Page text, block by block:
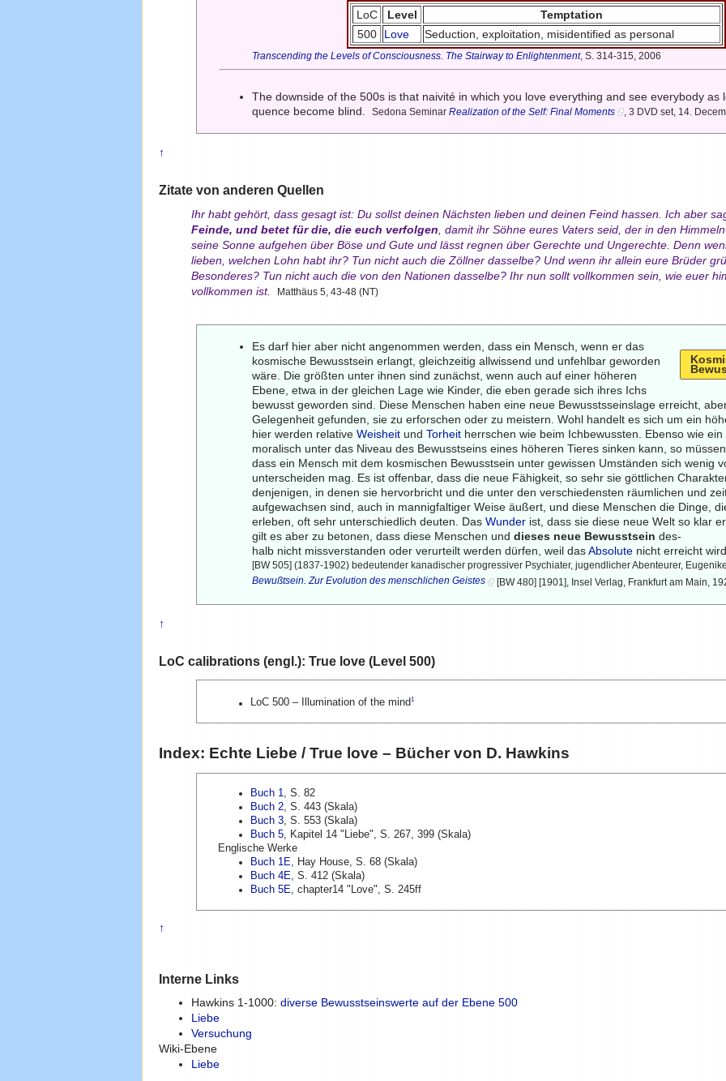
LoC
Level
Temptation
500
Love Seduction, exploitation, misidentified as personal
Transcending the Levels of Consciousness. The Stairway to Enlightenment, S. 314-315, 2006
The downside of the 500s is that naivité in which you love everything and see everybody as
quence become blind.
Sedona SeminarRealization of the Self: Final Moments , 3 DVD set, 14.
↑
Zitate von anderen Quellen
Ihr habt gehört, dass gesagt ist: Du sollst deinen Nächsten lieben und deinen Feind hassen. Ich aber
Feinde, und betet für die, die euch verfolgen , damit ihr Söhne eures Vaters seid, der in den
seine Sonne aufgehen über Böse und Gute und lässt regnen über Gerechte und Ungerechte. Denn
lieben, welchen Lohn habt ihr? Tun nicht auch die Zöllner dasselbe? Und wenn ihr allein eure Brüder
Besonderes? Tun nicht auch die von den Nationen dasselbe? Ihr nun sollt vollkommen sein, wie euer
vollkommen ist.
Matthäus 5, 43-48 (NT)
Es darf hier aber nicht angenommen werden, dass ein Mensch, wenn er das
kosmische Bewusstsein erlangt, gleichzeitig allwissend und unfehlbar geworden
wäre. Die größten unter ihnen sind zunächst, wenn auch auf einer höheren
Ebene, etwa in der gleichen Lage wie Kinder, die eben gerade sich ihres Ichs
bewusst geworden sind. Diese Menschen haben eine neue Bewusstsseinslage erreicht,
Gelegenheit gefunden, sie zu erforschen oder zu meistern. Wohl handelt es sich um ein
hier werden relativeWeisheit undTorheit herrschen wie beim Ichbewussten. Ebenso wie
moralisch unter das Niveau des Bewusstseins eines höheren Tieres sinken kann, so
dass ein Mensch mit dem kosmischen Bewusstsein unter gewissen Umständen sich wenig
unterscheiden mag. Es ist offenbar, dass die neue Fähigkeit, so sehr sie göttlichen
denjenigen, in denen sie hervorbricht und die unter den verschiedensten räumlichen und
aufgewachsen sind, auch in mannigfaltiger Weise äußert, und diese Menschen die Dinge,
erleben, oft sehr unterschiedlich deuten. DasWunder ist, dass sie diese neue Welt so klar
gilt es aber zu betonen, dass diese Menschen unddieses neue Bewusstsein des-
halb nicht missverstanden oder verurteilt werden dürfen, weil dasAbsolute nicht erreicht
[BW 505] (1837-1902) bedeutender kanadischer progressiver Psychiater, jugendlicher Abenteurer,
Bewußtsein. Zur Evolution des menschlichen Geistes [BW 480] [1901], Insel Verlag, Frankfurt am Main,
↑
LoC calibrations (engl.): True love (Level 500)
LoC 500 – Illumination of the mind1
Index: Echte Liebe / True love – Bücher von D. Hawkins
Buch 1, S. 82
Buch 2, S. 443 (Skala)
Buch 3, S. 553 (Skala)
Buch 5, Kapitel 14 "Liebe", S. 267, 399 (Skala)
Englische Werke
Buch 1E, Hay House, S. 68 (Skala)
Buch 4E, S. 412 (Skala)
Buch 5E, chapter14 "Love", S. 245ff
↑
Interne Links
Hawkins 1-1000: diverse Bewusstseinswerte auf der Ebene 500
Liebe
Versuchung
Wiki-Ebene
Liebe